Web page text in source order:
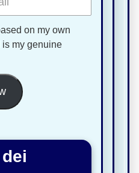
on my own
my genuine